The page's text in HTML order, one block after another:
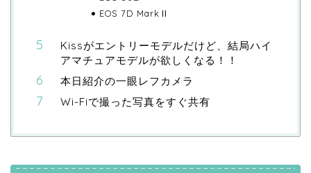
EOS 7D MarkⅡ
Kissがエントリーモデルだけど、結局ハイ
アマチュアモデルが欲しくなる！！
本日紹介の一眼レフカメラ
Wi-Fiで撮った写真をすぐ共有